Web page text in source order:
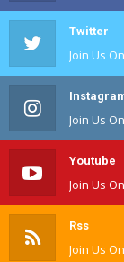
Twitter
Join Us
Join Us
Youtube
Join Us
Rss
Join Us